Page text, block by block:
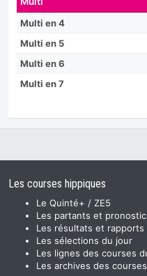
Multi en 4
Multi en 5
Multi en 6
Multi en 7
Les courses hippiques
Le Quinté+ / ZE5
Les partants et
Les résultats et rapports
Les sélections du jour
Les lignes des courses
Les archives des